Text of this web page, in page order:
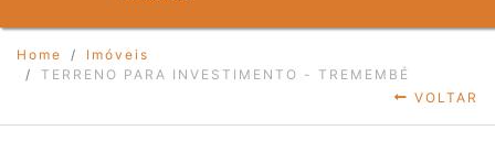
Home
Imóveis
TERRENO PARA INVESTIMENTO - TREMEMBÉ
VOLTAR